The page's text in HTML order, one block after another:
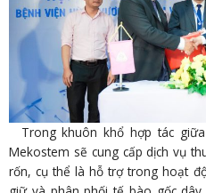
Trong khuôn khổ hợp tác
Mekostem sẽ cung cấp dịch vụ
rốn, cụ thể là hỗ trợ trong hoạt